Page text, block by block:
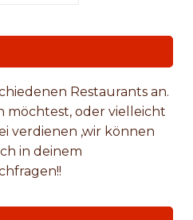
Restaurants an.
möchtest, oder vielleicht
verdienen ,wir können
in deinem